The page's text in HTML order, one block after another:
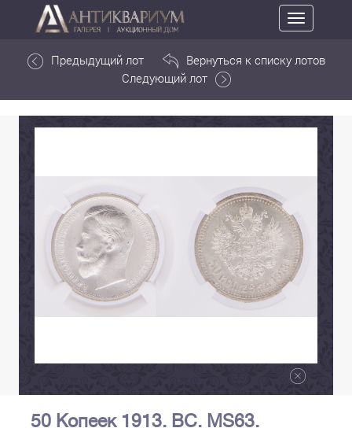
Toggle
navigation
Предыдущий лот
Вернуться к списку лотов
Следующий лот
50 Копеек 1913. ВС. MS63.